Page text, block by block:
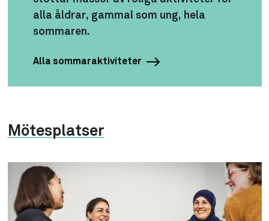
alla åldrar, gammal som ung, hela
sommaren.
Alla sommaraktiviteter
Mötesplatser